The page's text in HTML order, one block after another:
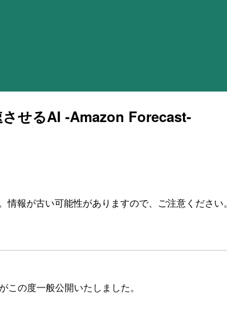
せるAI -Amazon Forecast-
報が古い可能性がありますので、ご注意ください。
の度一般公開いたしました。